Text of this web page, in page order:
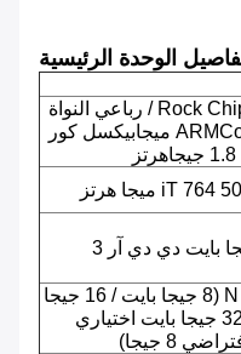
الوحدة الرئيسية
Rock ChipRK3288 / رباعي النواة
ARMCortex-A 17 ميجابيكسل كور
1.8 جيجاهرتز
N andFlash (8 جيجا بايت / 16 جيجا
بايت / 32 جيجا بايت اختياري
8 جيجا)